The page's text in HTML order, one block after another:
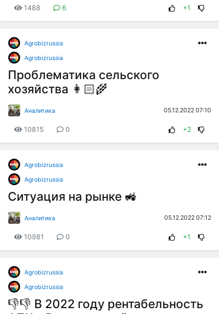
1488 6 +1
Agrobizrussia
Agrobizrussia
Проблематика сельского
хозяйства 👩🏻‍🌾
Аналитика 05.12.2022 07:10
10815 0 +2
Agrobizrussia
Agrobizrussia
Ситуация на рынке 🚜
Аналитика 05.12.2022 07:12
10981 0 +1
Agrobizrussia
Agrobizrussia
👎👎 В 2022 году рентабельность